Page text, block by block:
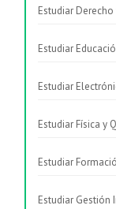
Estudiar
Estudiar
Estudiar
Estudiar Física y
Estudiar
Estudiar Gestión